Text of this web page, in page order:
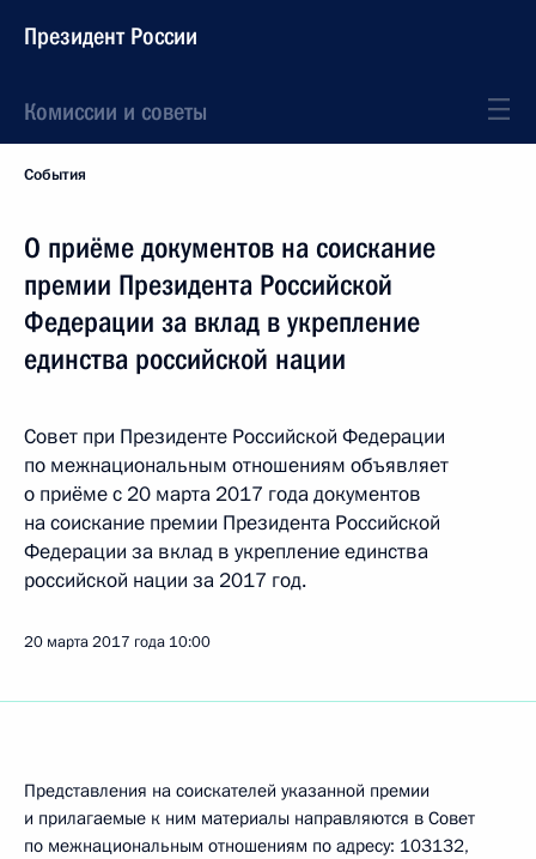
Президент России
Комиссии и советы
События
О приёме документов на соискание
премии Президента Российской
Федерации за вклад в укрепление
единства российской нации
Совет при Президенте Российской Федерации
по межнациональным отношениям объявляет
о приёме с 20 марта 2017 года документов
на соискание премии Президента Российской
Федерации за вклад в укрепление единства
российской нации за 2017 год.
20 марта 2017 года 10:00
Представления на соискателей указанной премии
и прилагаемые к ним материалы направляются в Совет
по межнациональным отношениям по адресу: 103132,